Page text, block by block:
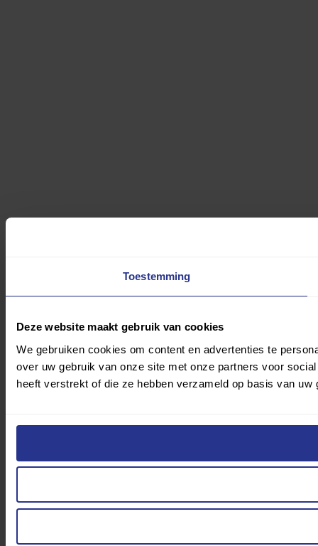
Toestemming
Deze website maakt gebruik van cookies
We gebruiken cookies om content en advertenties te
over uw gebruik van onze site met onze partners voor
heeft verstrekt of die ze hebben verzameld op basis van